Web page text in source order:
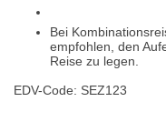
Bei
empfohlen, den
Reise zu legen.
EDV-Code: SEZ123